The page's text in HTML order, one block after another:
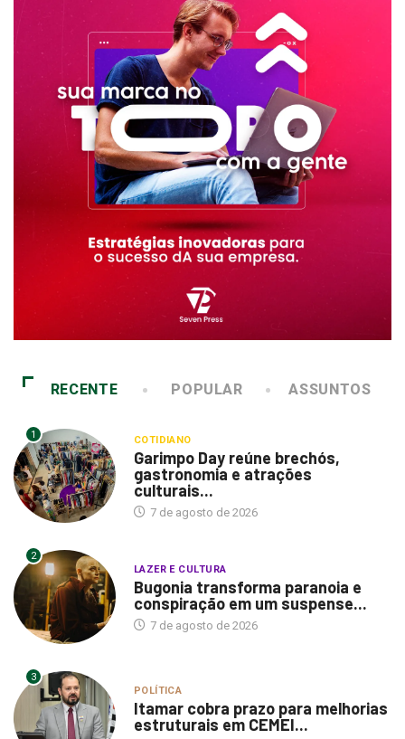
RECENTE POPULAR ASSUNTOS
1 COTIDIANO
Garimpo Day reúne brechós,
gastronomia e atrações
culturais...
7 de agosto de 2026
2
LAZER E CULTURA
Bugonia transforma paranoia e
conspiração em um suspense...
7 de agosto de 2026
3
POLÍTICA
Itamar cobra prazo para melhorias
estruturais em CEMEI...